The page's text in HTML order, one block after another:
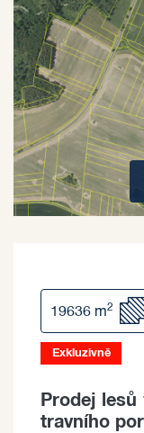
19636 m2
Exkluzivně
Prodej lesů
travního